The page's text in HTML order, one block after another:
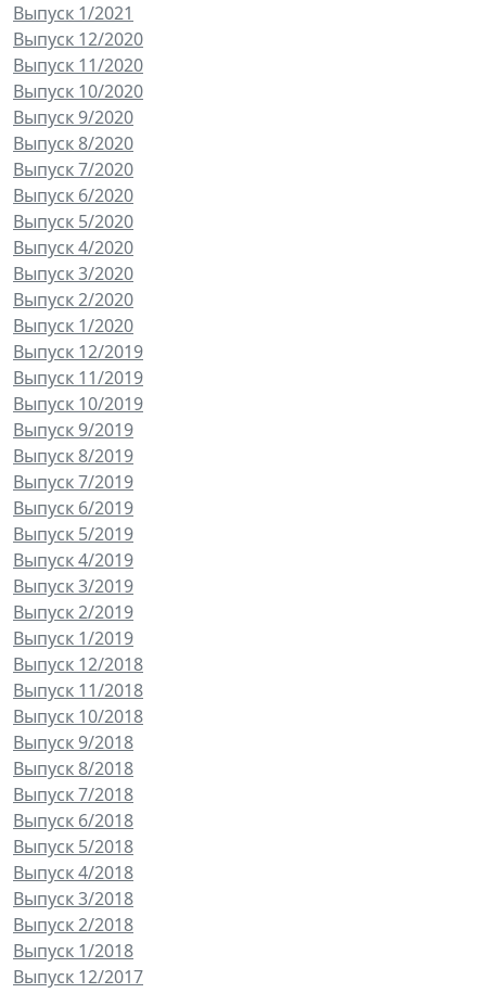
Выпуск 1/2021
Выпуск 12/2020
Выпуск 11/2020
Выпуск 10/2020
Выпуск 9/2020
Выпуск 8/2020
Выпуск 7/2020
Выпуск 6/2020
Выпуск 5/2020
Выпуск 4/2020
Выпуск 3/2020
Выпуск 2/2020
Выпуск 1/2020
Выпуск 12/2019
Выпуск 11/2019
Выпуск 10/2019
Выпуск 9/2019
Выпуск 8/2019
Выпуск 7/2019
Выпуск 6/2019
Выпуск 5/2019
Выпуск 4/2019
Выпуск 3/2019
Выпуск 2/2019
Выпуск 1/2019
Выпуск 12/2018
Выпуск 11/2018
Выпуск 10/2018
Выпуск 9/2018
Выпуск 8/2018
Выпуск 7/2018
Выпуск 6/2018
Выпуск 5/2018
Выпуск 4/2018
Выпуск 3/2018
Выпуск 2/2018
Выпуск 1/2018
Выпуск 12/2017